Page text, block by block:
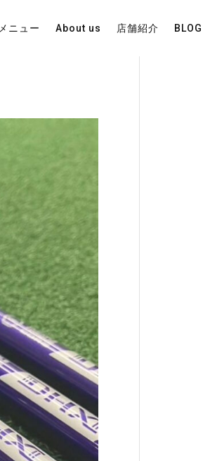
メニュー About us 店舗紹介 BLOG